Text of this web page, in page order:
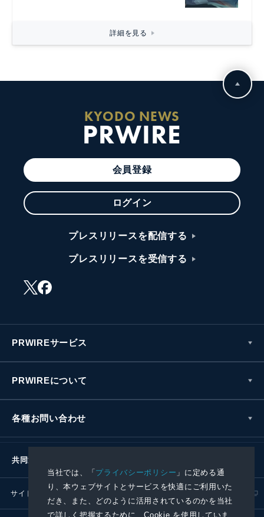
当社では、「プライバシーポリシー 」に定める通
り、本ウェブサイトとサービスを快適にご利用いた
だき、また、どのように活用されているのかを当社
で詳しく把握するために、Cookie を使用していま
詳細を見る
KYODO NEWS
PRWIRE
会員登録
ログイン
プレスリリースを配信する
プレスリリースを受信する
PRWIREサービス
PRWIREについて
各種お問い合わせ
共同通信社グループ
サイトポリシー プライバシーポリシー